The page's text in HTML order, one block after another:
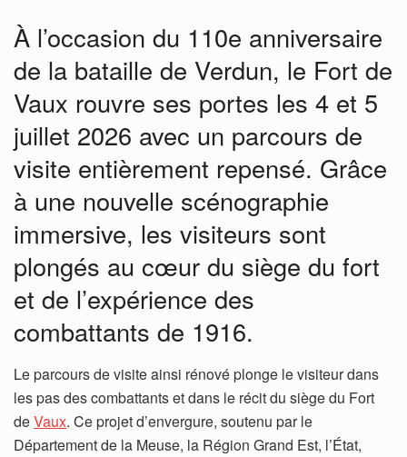
À l’occasion du 110e anniversaire
de la bataille de Verdun, le Fort de
Vaux rouvre ses portes les 4 et 5
juillet 2026 avec un parcours de
visite entièrement repensé. Grâce
à une nouvelle scénographie
immersive, les visiteurs sont
plongés au cœur du siège du fort
et de l’expérience des
combattants de 1916.
Le parcours de visite ainsi rénové plonge le visiteur dans
les pas des combattants et dans le récit du siège du Fort
deVaux. Ce projet d’envergure, soutenu par le
Département de la Meuse, la Région Grand Est, l’État,